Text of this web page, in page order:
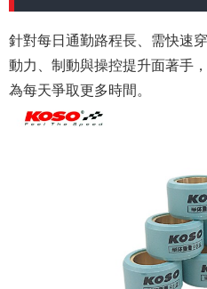
針對每日通勤路程長、需快速
動力、制動與操控提升面著手
為每天爭取更多時間。